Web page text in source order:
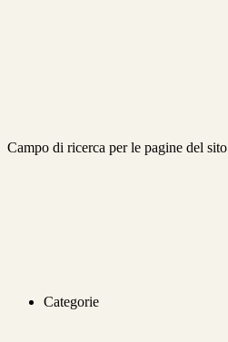
Campo di ricerca per le pagine del sito
Categorie